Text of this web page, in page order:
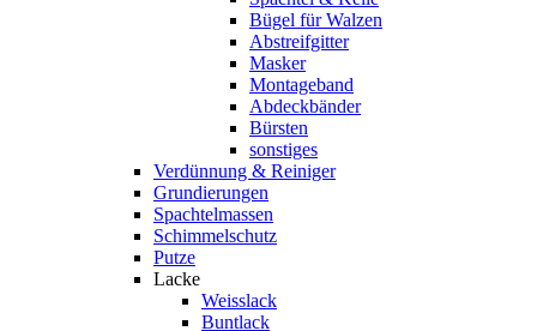
Bügel für Walzen
Abstreifgitter
Masker
Montageband
Abdeckbänder
Bürsten
sonstiges
Verdünnung & Reiniger
Grundierungen
Spachtelmassen
Schimmelschutz
Putze
Lacke
Weisslack
Buntlack